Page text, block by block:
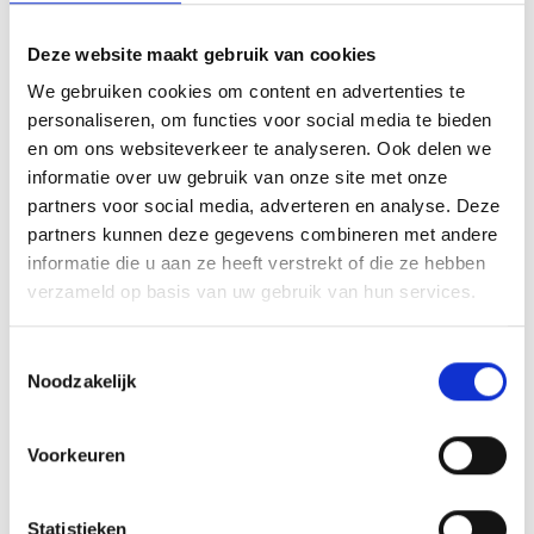
Deze website maakt gebruik van cookies
We gebruiken cookies om content en advertenties te
personaliseren, om functies voor social media te bieden
en om ons websiteverkeer te analyseren. Ook delen we
informatie over uw gebruik van onze site met onze
partners voor social media, adverteren en analyse. Deze
partners kunnen deze gegevens combineren met andere
informatie die u aan ze heeft verstrekt of die ze hebben
verzameld op basis van uw gebruik van hun services.
Noodzakelijk
Voorkeuren
Statistieken